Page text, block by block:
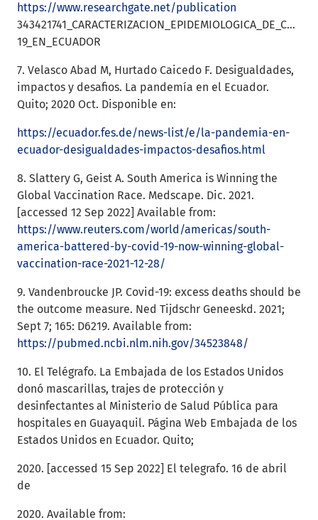
https://www.researchgate.net/publication
343421741_CARACTERIZACION_EPIDEMIOLOGICA_DE_COVID-
19_EN_ECUADOR
7. Velasco Abad M, Hurtado Caicedo F. Desigualdades,
impactos y desafios. La pandemía en el Ecuador.
Quito; 2020 Oct. Disponible en:
https://ecuador.fes.de/news-list/e/la-pandemia-en-
ecuador-desigualdades-impactos-desafios.html
8. Slattery G, Geist A. South America is Winning the
Global Vaccination Race. Medscape. Dic. 2021.
[accessed 12 Sep 2022] Available from:
https://www.reuters.com/world/americas/south-
america-battered-by-covid-19-now-winning-global-
vaccination-race-2021-12-28/
9. Vandenbroucke JP. Covid-19: excess deaths should be
the outcome measure. Ned Tijdschr Geneeskd. 2021;
Sept 7; 165: D6219. Available from:
https://pubmed.ncbi.nlm.nih.gov/34523848/
10. El Telégrafo. La Embajada de los Estados Unidos
donó mascarillas, trajes de protección y
desinfectantes al Ministerio de Salud Pública para
hospitales en Guayaquil. Página Web Embajada de los
Estados Unidos en Ecuador. Quito;
2020. [accessed 15 Sep 2022] El telegrafo. 16 de abril
de
2020. Available from: